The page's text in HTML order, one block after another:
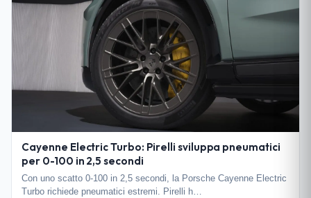
Cayenne Electric Turbo: Pirelli sviluppa pneumatici
per 0-100 in 2,5 secondi
Con uno scatto 0-100 in 2,5 secondi, la Porsche Cayenne Electric
Turbo richiede pneumatici estremi. Pirelli h…